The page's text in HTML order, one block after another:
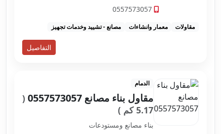
0557573057
مقاولات معمار وانشاءات مصانع - تشييد وخدمات تجهيز
التفاصيل
الدمام
مقاول بناء مصانع 0557573057
(
5.17 كم )
بناء مصانع ومستودعات